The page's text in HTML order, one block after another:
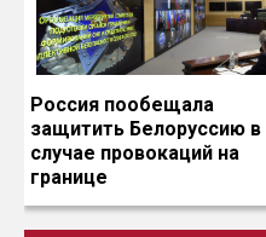
Россия пообещала
защитить Белоруссию в
случае провокаций на
границе